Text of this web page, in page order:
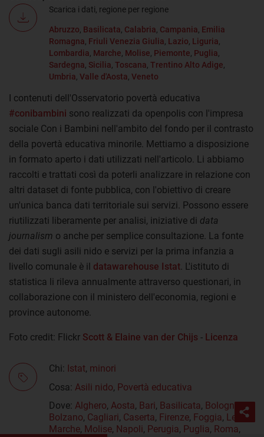
Scarica i dati, regione per regione
Abruzzo, Basilicata, Calabria, Campania, Emilia
Romagna, Friuli Venezia Giulia, Lazio, Liguria,
Lombardia, Marche, Molise, Piemonte, Puglia,
Sardegna, Sicilia, Toscana, Trentino Alto Adige,
Umbria, Valle d'Aosta, Veneto
I contenuti dell'Osservatorio povertà educativa
#conibambini sono realizzati da openpolis con l'impresa
sociale Con i Bambini nell'ambito del fondo per il contrasto
della povertà educativa minorile. Mettiamo a disposizione
in formato aperto i dati utilizzati nell'articolo. Li abbiamo
raccolti e trattati così da poterli analizzare in relazione con
altri dataset di fonte pubblica, con l'obiettivo di creare
un'unica banca dati territoriale sui servizi. Possono essere
riutilizzati liberamente per analisi, iniziative di data
journalism o anche per semplice consultazione. La fonte
dei dati sugli asili nido e servizi per la prima infanzia a
livello comunale è il datawarehouse Istat. L'istituto di
statistica li rileva annualmente attraverso questionari, in
collaborazione con il ministero dell'economia, regioni e
province autonome.
Foto credit: Flickr Scott & Elaine van der Chijs - Licenza
Chi: Istat, minori
Cosa: Asili nido, Povertà educativa
Dove: Alghero, Aosta, Bari, Basilicata, Bologna,
Bolzano, Cagliari, Caserta, Firenze, Foggia, Lecce
Marche, Molise, Napoli, Perugia, Puglia, Roma,